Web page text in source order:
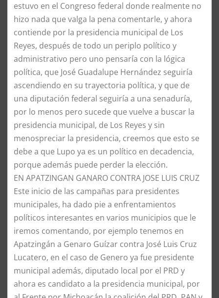
estuvo en el Congreso federal donde realmente no
hizo nada que valga la pena comentarle, y ahora
contiende por la presidencia municipal de Los
Reyes, después de todo un periplo político y
administrativo pero uno pensaría con la lógica
política, que José Guadalupe Hernández seguiría
ascendiendo en su trayectoria política, y que de
una diputación federal seguiría a una senaduría,
por lo menos pero sucede que vuelve a buscar la
presidencia municipal, de Los Reyes y sin
menospreciar la presidencia, creemos que esto se
debe a que Lupo ya es un político en decadencia,
porque además puede perder la elección.
EN APATZINGAN GANARO CONTRA JOSE LUIS CRUZ
Este inicio de las campañas para presidentes
municipales, ha dado pie a enfrentamientos
políticos interesantes en varios municipios que le
iremos comentando, por ejemplo tenemos en
Apatzingán a Genaro Guízar contra José Luis Cruz
Lucatero, en el caso de Genero ya fue presidente
municipal además, diputado local por el PRD y
ahora es candidato a la presidencia municipal, por